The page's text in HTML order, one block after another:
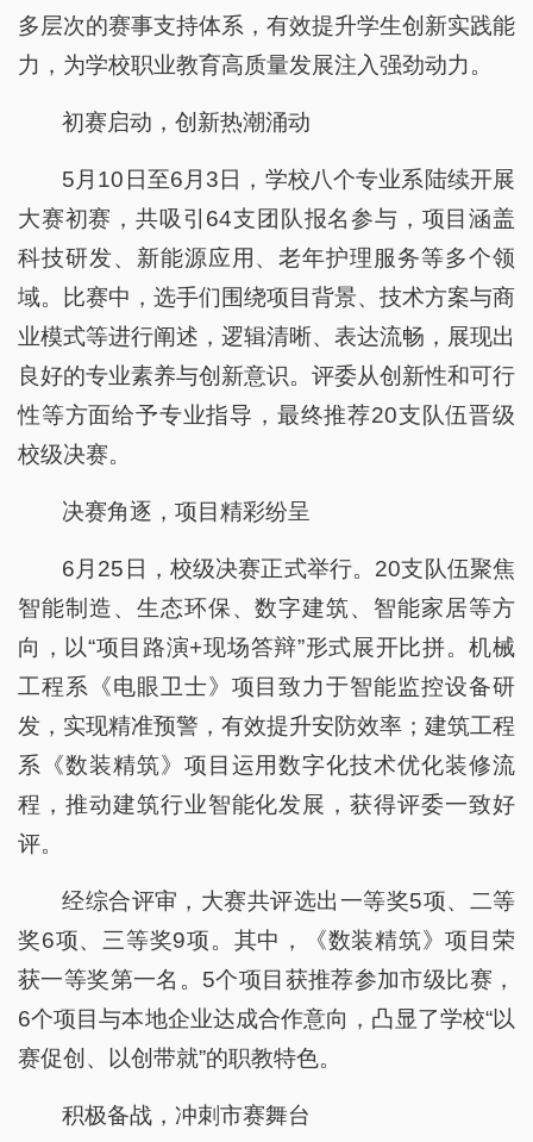
多层次的赛事支持体系，有效提升学生创新实践能
力，为学校职业教育高质量发展注入强劲动力。
初赛启动，创新热潮涌动
5月10日至6月3日，学校八个专业系陆续开展
大赛初赛，共吸引64支团队报名参与，项目涵盖
科技研发、新能源应用、老年护理服务等多个领
域。比赛中，选手们围绕项目背景、技术方案与商
业模式等进行阐述，逻辑清晰、表达流畅，展现出
良好的专业素养与创新意识。评委从创新性和可行
性等方面给予专业指导，最终推荐20支队伍晋级
校级决赛。
决赛角逐，项目精彩纷呈
6月25日，校级决赛正式举行。20支队伍聚焦
智能制造、生态环保、数字建筑、智能家居等方
向，以“项目路演+现场答辩”形式展开比拼。机械
工程系《电眼卫士》项目致力于智能监控设备研
发，实现精准预警，有效提升安防效率；建筑工程
系《数装精筑》项目运用数字化技术优化装修流
程，推动建筑行业智能化发展，获得评委一致好
评。
经综合评审，大赛共评选出一等奖5项、二等
奖6项、三等奖9项。其中，《数装精筑》项目荣
获一等奖第一名。5个项目获推荐参加市级比赛，
6个项目与本地企业达成合作意向，凸显了学校“以
赛促创、以创带就”的职教特色。
积极备战，冲刺市赛舞台